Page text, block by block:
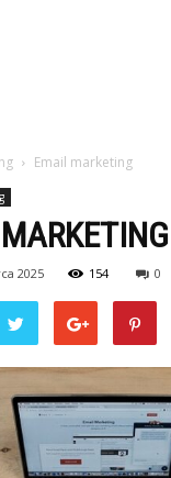
Email marketing
2025 154 0